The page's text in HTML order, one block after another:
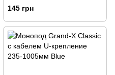
Blue
145 грн